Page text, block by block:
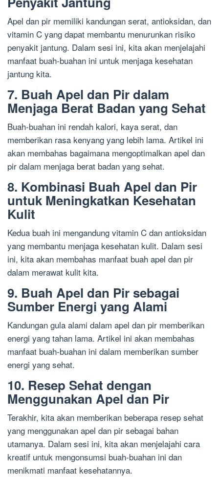
Apel dan pir memiliki kandungan serat, antioksidan, dan
vitamin C yang dapat membantu menurunkan risiko
penyakit jantung. Dalam sesi ini, kita akan menjelajahi
manfaat buah-buahan ini untuk menjaga kesehatan
jantung kita.
7. Buah Apel dan Pir dalam
Menjaga Berat Badan yang Sehat
Buah-buahan ini rendah kalori, kaya serat, dan
memberikan rasa kenyang yang lebih lama. Artikel ini
akan membahas bagaimana mengoptimalkan apel dan
pir dalam menjaga berat badan yang sehat.
8. Kombinasi Buah Apel dan Pir
untuk Meningkatkan Kesehatan
Kulit
Kedua buah ini mengandung vitamin C dan antioksidan
yang membantu menjaga kesehatan kulit. Dalam sesi
ini, kita akan membahas manfaat buah apel dan pir
dalam merawat kulit kita.
9. Buah Apel dan Pir sebagai
Sumber Energi yang Alami
Kandungan gula alami dalam apel dan pir memberikan
energi yang tahan lama. Artikel ini akan membahas
manfaat buah-buahan ini dalam memberikan sumber
energi yang sehat.
10. Resep Sehat dengan
Menggunakan Apel dan Pir
Terakhir, kita akan memberikan beberapa resep sehat
yang menggunakan apel dan pir sebagai bahan
utamanya. Dalam sesi ini, kita akan menjelajahi cara
kreatif untuk mengonsumsi buah-buahan ini dan
menikmati manfaat kesehatannya.